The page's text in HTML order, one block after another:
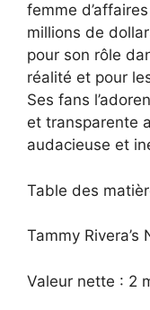
femme
millions de
pour son rôle
réalité et pour
Ses fans
et transparente
audacieuse et
Table des
Tammy Rivera’s
Valeur nette : 2